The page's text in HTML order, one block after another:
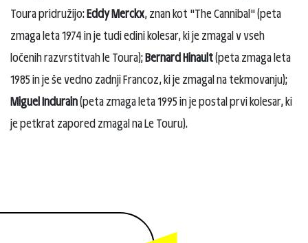
Toura pridružijo:Eddy Merckx, znan kot "The Cannibal" (peta
zmaga leta 1974 in je tudi edini kolesar, ki je zmagal v vseh
ločenih razvrstitvah le Toura);Bernard Hinault(peta zmaga leta
1985 in je še vedno zadnji Francoz, ki je zmagal na tekmovanju);
Miguel Indurain(peta zmaga leta 1995 in je postal prvi kolesar, ki
je petkrat zapored zmagal na Le Touru).